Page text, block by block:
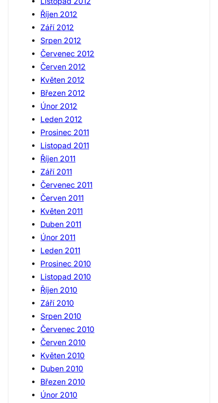
Říjen 2012
Září 2012
Srpen 2012
Červenec 2012
Červen 2012
Květen 2012
Březen 2012
Únor 2012
Leden 2012
Prosinec 2011
Listopad 2011
Říjen 2011
Září 2011
Červenec 2011
Červen 2011
Květen 2011
Duben 2011
Únor 2011
Leden 2011
Prosinec 2010
Listopad 2010
Říjen 2010
Září 2010
Srpen 2010
Červenec 2010
Červen 2010
Květen 2010
Duben 2010
Březen 2010
Únor 2010